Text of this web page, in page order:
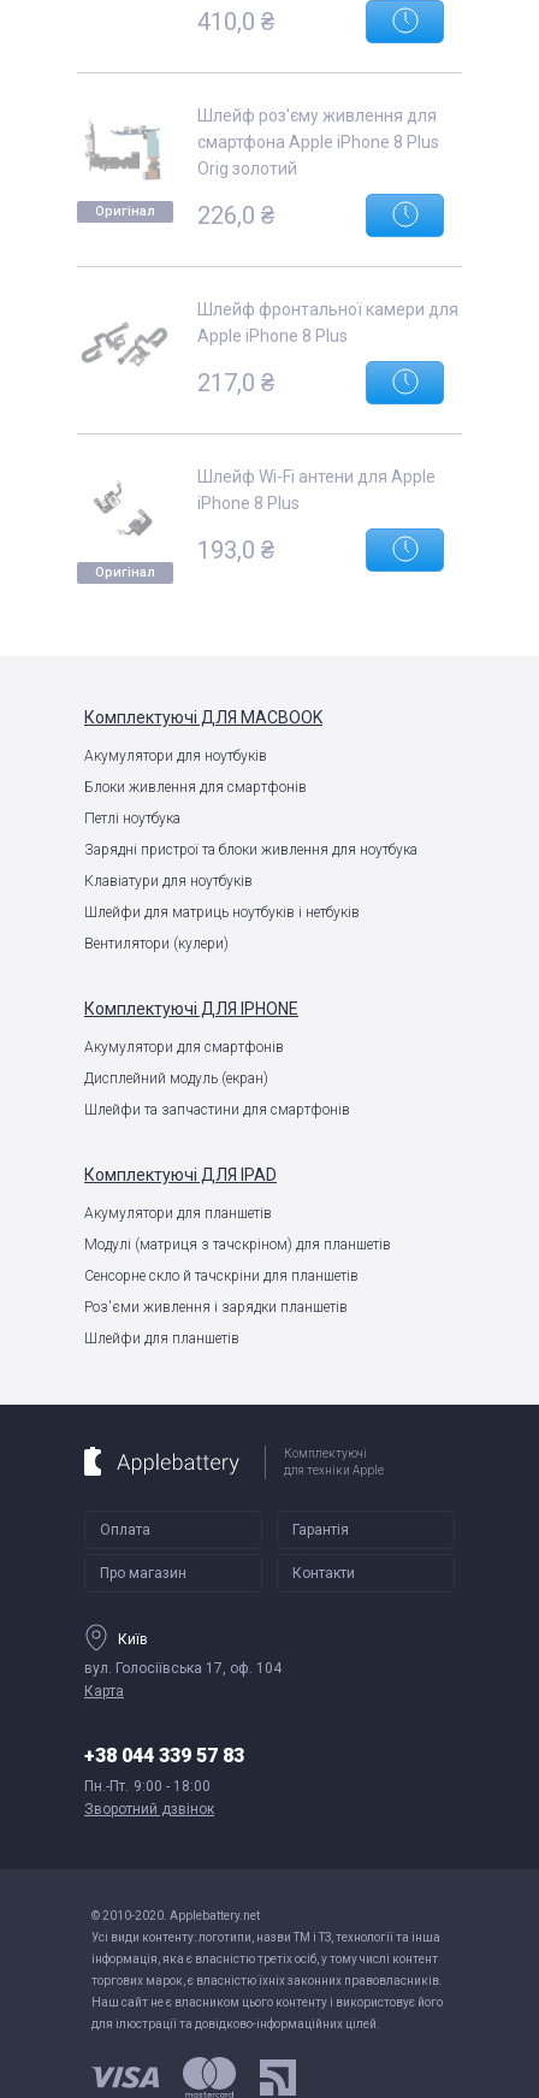
410,0 ₴
Оригінал
Шлейф роз'єму живлення для
смартфона Apple iPhone 8 Plus
Orig золотий
226,0 ₴
Шлейф фронтальної камери для
Apple iPhone 8 Plus
217,0 ₴
Оригінал
Шлейф Wi-Fi антени для Apple
iPhone 8 Plus
193,0 ₴
Комплектуючі ДЛЯ MACBOOK
Акумулятори для ноутбуків
Блоки живлення для смартфонів
Петлі ноутбука
Зарядні пристрої та блоки живлення для ноутбука
Клавіатури для ноутбуків
Шлейфи для матриць ноутбуків і нетбуків
Вентилятори (кулери)
Комплектуючі ДЛЯ IPHONE
Акумулятори для смартфонів
Дисплейний модуль (екран)
Шлейфи та запчастини для смартфонів
Комплектуючі ДЛЯ IPAD
Акумулятори для планшетів
Модулі (матриця з тачскріном) для планшетів
Сенсорне скло й тачскріни для планшетів
Роз'єми живлення і зарядки планшетів
Шлейфи для планшетів
Комплектуючі
для техніки Apple
Оплата Гарантія
Про магазин Контакти
Київ
вул. Голосіївська 17, оф. 104
Карта
+38 044 339 57 83
Пн.-Пт. 9:00 - 18:00
Зворотний дзвінок
© 2010-2020. Applebattery.net
Усі види контенту: логотипи, назви ТМ і ТЗ, технології та інша
інформація, яка є власністю третіх осіб, у тому числі контент
торгових марок, є власністю їхніх законних правовласників.
Наш сайт не є власником цього контенту і використовує його
для ілюстрації та довідково-інформаційних цілей.